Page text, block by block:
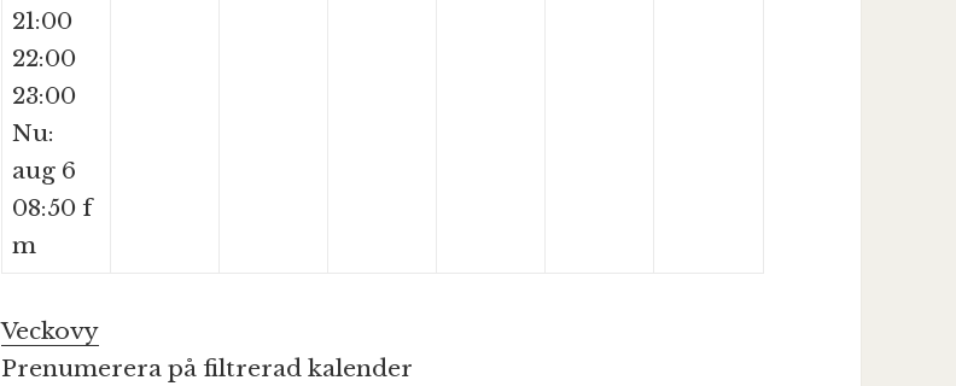
21:00
22:00
23:00
Nu:
aug 6
08:50 f
m
Veckovy
Prenumerera på filtrerad kalender